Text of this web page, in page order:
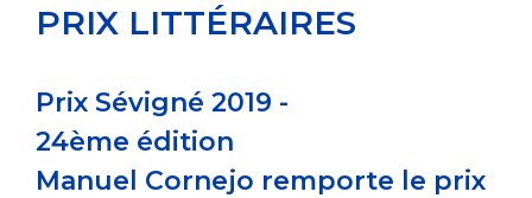
PRIX LITTÉRAIRES
Prix Sévigné 2019 -
24ème édition
Manuel Cornejo remporte le prix